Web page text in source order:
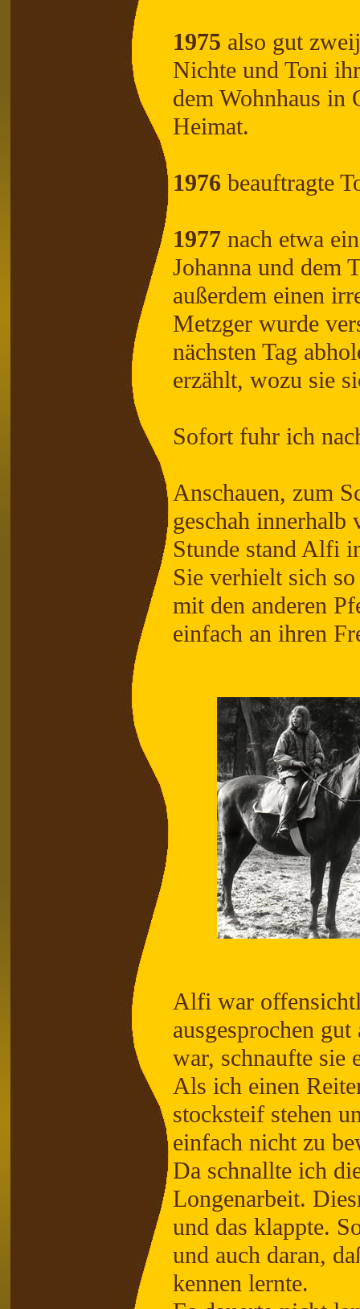
1975 also gut
Nichte und Toni
dem Wohnhaus in
Heimat.
1976 beauftragte
1977 nach etwa
Johanna und dem
außerdem einen
Metzger wurde
nächsten Tag
erzählt, wozu sie
Sofort fuhr ich
Anschauen, zum
geschah
Stunde stand Alfi
Sie verhielt sich
mit den anderen
einfach an ihren
Alfi war
ausgesprochen
war, schnaufte sie
Als ich einen
stocksteif stehen
einfach nicht zu
Da schnallte ich
Longenarbeit.
und das klappte.
und auch daran,
kennen lernte.